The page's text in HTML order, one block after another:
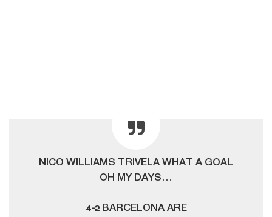
NICO WILLIAMS TRIVELA WHAT A GOAL
OH MY DAYS…
4-2 BARCELONA ARE